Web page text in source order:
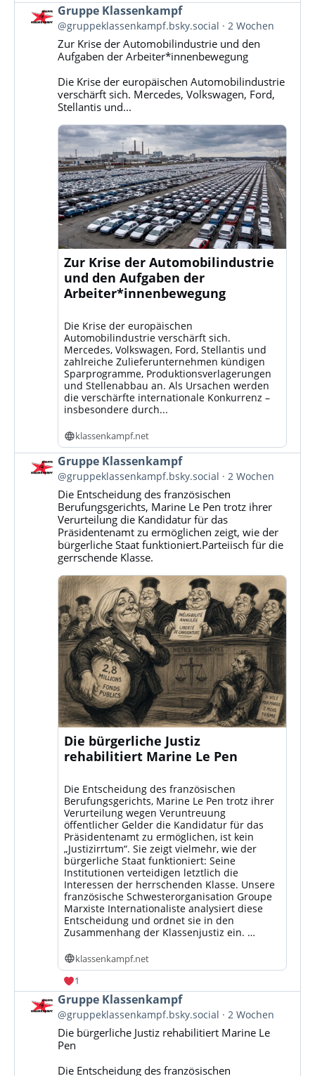
Beitrag
von
Gruppe
Klassenkampf
Bluesky
ansehen
Gruppe Klassenkampf
@gruppeklassenkampf.bsky.social 2 Wochen
Zur Krise der Automobilindustrie und den
Aufgaben der Arbeiter*innenbewegung
Die Krise der europäischen Automobilindustrie
verschärft sich. Mercedes, Volkswagen, Ford,
Stellantis und...
Zur Krise der Automobilindustrie
und den Aufgaben der
Arbeiter*innenbewegung
Die Krise der europäischen
Automobilindustrie verschärft sich.
Mercedes, Volkswagen, Ford, Stellantis und
zahlreiche Zulieferunternehmen kündigen
Sparprogramme, Produktionsverlagerungen
und Stellenabbau an. Als Ursachen werden
die verschärfte internationale Konkurrenz –
insbesondere durch...
klassenkampf.net
Beitrag
von
Gruppe
Klassenkampf
Bluesky
ansehen
Gruppe Klassenkampf
@gruppeklassenkampf.bsky.social 2 Wochen
Die Entscheidung des französischen
Berufungsgerichts, Marine Le Pen trotz ihrer
Verurteilung die Kandidatur für das
Präsidentenamt zu ermöglichen zeigt, wie der
bürgerliche Staat funktioniert.Parteiisch für die
gerrschende Klasse.
Die bürgerliche Justiz
rehabilitiert Marine Le Pen
Die Entscheidung des französischen
Berufungsgerichts, Marine Le Pen trotz ihrer
Verurteilung wegen Veruntreuung
öffentlicher Gelder die Kandidatur für das
Präsidentenamt zu ermöglichen, ist kein
„Justizirrtum“. Sie zeigt vielmehr, wie der
bürgerliche Staat funktioniert: Seine
Institutionen verteidigen letztlich die
Interessen der herrschenden Klasse. Unsere
französische Schwesterorganisation Groupe
Marxiste Internationaliste analysiert diese
Entscheidung und ordnet sie in den
Zusammenhang der Klassenjustiz ein. …
klassenkampf.net
1
Beitrag
von
Gruppe
Klassenkampf
Bluesky
Gruppe Klassenkampf
@gruppeklassenkampf.bsky.social 2 Wochen
Die bürgerliche Justiz rehabilitiert Marine Le
Pen
Die Entscheidung des französischen